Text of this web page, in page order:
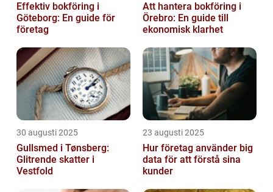
Effektiv bokföring i
Göteborg: En guide för
företag
Att hantera bokföring i
Örebro: En guide till
ekonomisk klarhet
30 augusti 2025
Gullsmed i Tønsberg:
Glitrende skatter i
Vestfold
23 augusti 2025
Hur företag använder big
data för att förstå sina
kunder